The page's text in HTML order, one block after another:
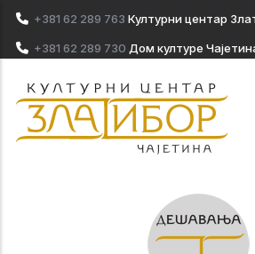
Skip to main content
+381 62 289 763 Културни центар
+381 62 289 730 Дом културе